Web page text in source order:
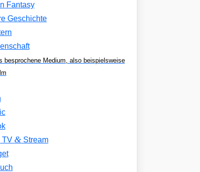
Fantasy
Geschichte
besprochene Medium, also beispielsweise
TV &Stream